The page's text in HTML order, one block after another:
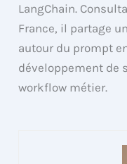
LangChain.
France, il partage
autour du prompt
développement de
workflow métier.